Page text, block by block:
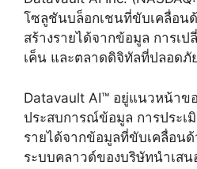
โซลูชันบล็อกเชนที่ขับเคลื่อน
สร้างรายได้จากข้อมูล การเ
เค็น และตลาดดิจิทัลที่ปลอดภั
Datavault AI™ อยู่แนวหน้าข
ประสบการณ์ข้อมูล การประเ
รายได้จากข้อมูลที่ขับเคลื่อน
ระบบคลาวด์ของบริษัทนำเส